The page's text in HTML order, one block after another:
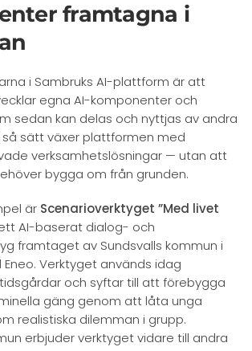
framtagna i
i Sambruks AI-plattform är att
egna AI-komponenter och
sedan kan delas och nyttjas av andra
sätt växer plattformen med
verksamhetslösningar — utan att
bygga om från grunden.
är Scenarioverktyget ”Med livet
AI-baserat dialog- och
framtaget av Sundsvalls kommun i
Verktyget används idag
och syftar till att förebygga
gäng genom att låta unga
realistiska dilemman i grupp.
erbjuder verktyget vidare till andra